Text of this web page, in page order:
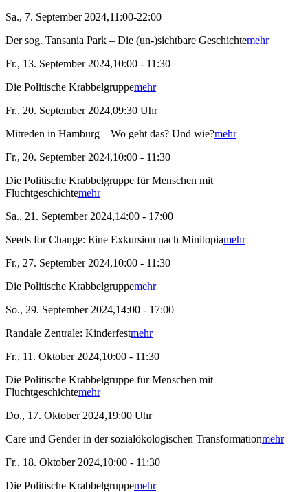
Sa., 7. September 2024,11:00-22:00
Der sog. Tansania Park – Die (un-)sichtbare Geschichtemehr
Fr., 13. September 2024,10:00 - 11:30
Die Politische Krabbelgruppemehr
Fr., 20. September 2024,09:30 Uhr
Mitreden in Hamburg – Wo geht das? Und wie?mehr
Fr., 20. September 2024,10:00 - 11:30
Die Politische Krabbelgruppe für Menschen mit
Fluchtgeschichtemehr
Sa., 21. September 2024,14:00 - 17:00
Seeds for Change: Eine Exkursion nach Minitopiamehr
Fr., 27. September 2024,10:00 - 11:30
Die Politische Krabbelgruppemehr
So., 29. September 2024,14:00 - 17:00
Randale Zentrale: Kinderfestmehr
Fr., 11. Oktober 2024,10:00 - 11:30
Die Politische Krabbelgruppe für Menschen mit
Fluchtgeschichtemehr
Do., 17. Oktober 2024,19:00 Uhr
Care und Gender in der sozialökologischen Transformationmehr
Fr., 18. Oktober 2024,10:00 - 11:30
Die Politische Krabbelgruppemehr